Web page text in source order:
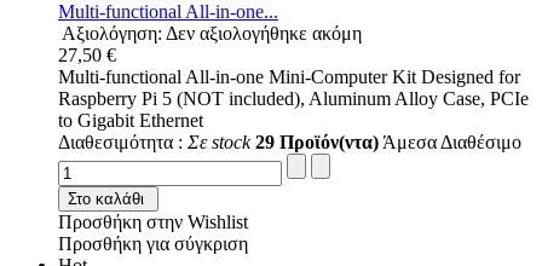
Multi-functional All-in-one...
Αξιολόγηση: Δεν αξιολογήθηκε ακόμη
27,50 €
Multi-functional All-in-one Mini-Computer Kit Designed for
Raspberry Pi 5 (NOT included), Aluminum Alloy Case, PCIe
to Gigabit Ethernet
Διαθεσιμότητα : Σε stock 29 Προϊόν(ντα) Άμεσα Διαθέσιμο
Στο καλάθι
Προσθήκη στην Wishlist
Προσθήκη για σύγκριση